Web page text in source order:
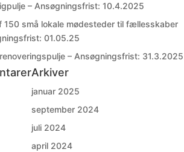
– Ansøgningsfrist: 10.4.2025
150 små lokale mødesteder til fællesskaber
01.05.25
– Ansøgningsfrist: 31.3.2025
Arkiver
januar 2025
september 2024
juli 2024
april 2024